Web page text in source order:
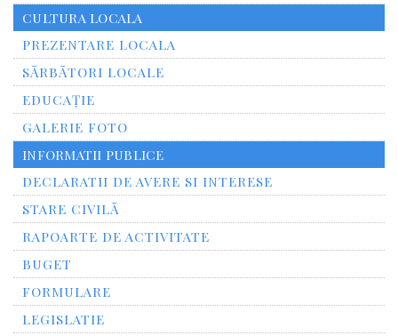
CULTURA LOCALA
PREZENTARE LOCALA
SĂRBĂTORI LOCALE
EDUCAȚIE
GALERIE FOTO
INFORMATII PUBLICE
DECLARATII DE AVERE SI INTERESE
STARE CIVILĂ
RAPOARTE DE ACTIVITATE
BUGET
FORMULARE
LEGISLATIE